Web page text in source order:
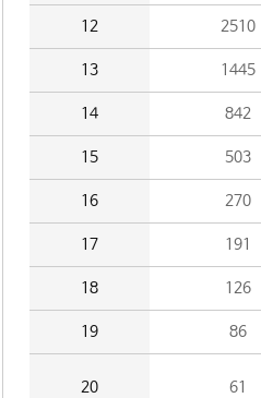
12 2510
13 1445
14 842
15 503
16 270
17 191
18 126
19 86
20 61